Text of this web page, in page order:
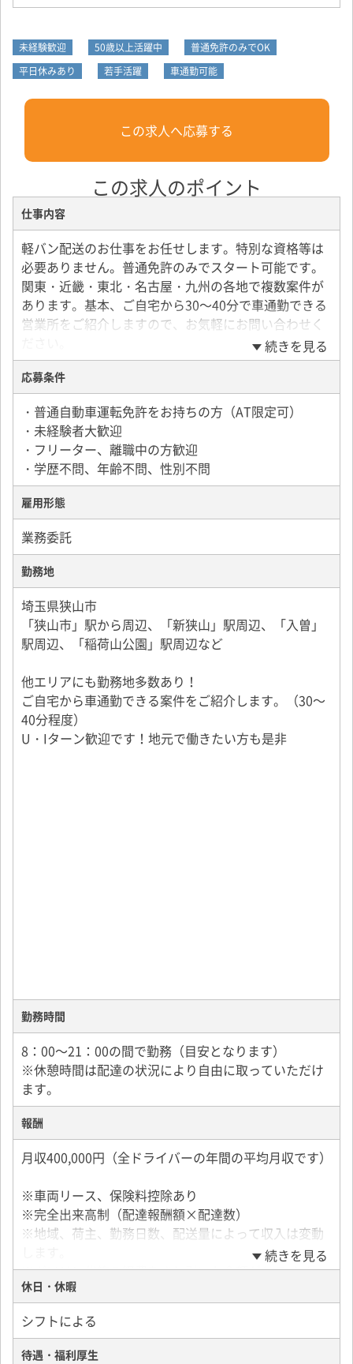
未経験歓迎 50歳以上活躍中
普通免許のみでOK
平日休みあり
若手活躍 車通勤可能
この求人へ応募する
この求人のポイント
仕事内容
軽バン配送のお仕事をお任せします。特別な資格等は
必要ありません。普通免許のみでスタート可能です。
関東・近畿・東北・名古屋・九州の各地で複数案件が
あります。基本、ご自宅から30～40分で車通勤できる
営業所をご紹介しますので、お気軽にお問い合わせく
＜一日の流れの例＞
▼7：00～8：00 所属している宅配会社に出勤
▼担当コースの荷物の積込み
▼担当コースの配達
▼休憩（時間自由）後、追加の荷物を積込み
▼20：00～21：00 宅配会社に帰庫
＜車両の持ち込み歓迎＞
車体カラーがシルバーまたはホワイトの軽自動車（軽
バン）を持ち込み可能です。
その他、年式・装備・車両の状態・メンテナンス・保
険について条件があります。
持ち込みを希望される方はご応募の際に担当者までお
問合せください。
続きを見る
応募条件
・普通自動車運転免許をお持ちの方（AT限定可）
・未経験者大歓迎
・フリーター、離職中の方歓迎
・学歴不問、年齢不問、性別不問
雇用形態
業務委託
勤務地
埼玉県狭山市
「狭山市」駅から周辺、「新狭山」駅周辺、「入曽」
駅周辺、「稲荷山公園」駅周辺など
他エリアにも勤務地多数あり！
ご自宅から車通勤できる案件をご紹介します。（30～
40分程度）
U・Iターン歓迎です！地元で働きたい方も是非
勤務時間
8：00～21：00の間で勤務（目安となります）
※休憩時間は配達の状況により自由に取っていただけ
ます。
報酬
月収400,000円（全ドライバーの年間の平均月収です）
※車両リース、保険料控除あり
※完全出来高制（配達報酬額×配達数）
※地域、荷主、勤務日数、配送量によって収入は変動
※ガソリン代等の経費をさし引いた金額がドライバー
の収入となります。登録料や加盟金、契約金は一切か
かりません。
＜ドライバー収入例＞
続きを見る
休日・休暇
シフトによる
待遇・福利厚生